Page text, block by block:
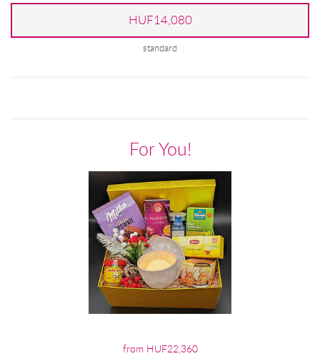
HUF14,080
standard
For You!
from HUF22,360